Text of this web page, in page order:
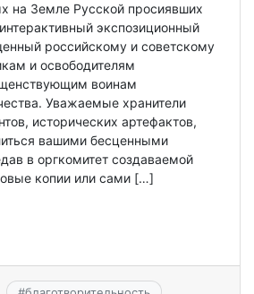
на Земле Русской просиявших
экспозиционный
российскому и советскому
и освободителям
воинам
Уважаемые хранители
исторических артефактов,
вашими бесценными
в оргкомитет создаваемой
копии или сами […]